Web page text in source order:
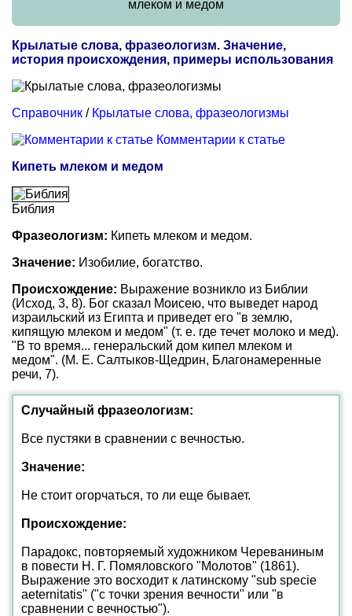
млеком и медом
Крылатые слова, фразеологизм. Значение,
история происхождения, примеры использования
Справочник / Крылатые слова, фразеологизмы
Комментарии к статье
Кипеть млеком и медом
Библия
Фразеологизм: Кипеть млеком и медом.
Значение: Изобилие, богатство.
Происхождение: Выражение возникло из Библии
(Исход, 3, 8). Бог сказал Моисею, что выведет народ
израильский из Египта и приведет его "в землю,
кипящую млеком и медом" (т. е. где течет молоко и мед).
"В то время... генеральский дом кипел млеком и
медом". (М. Е. Салтыков-Щедрин, Благонамеренные
речи, 7).
Случайный фразеологизм:
Все пустяки в сравнении с вечностью.
Значение:
Не стоит огорчаться, то ли еще бывает.
Происхождение:
Парадокс, повторяемый художником Череваниным
в повести Н. Г. Помяловского "Молотов" (1861).
Выражение это восходит к латинскому "sub specie
aeternitatis" ("с точки зрения вечности" или "в
сравнении с вечностью").